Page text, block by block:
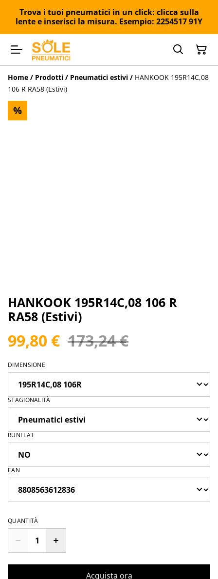
Trova i tuoi pneumatici in un click: clicca sulla
lente e inserisci la misura. Esempio: 2254517 91Y
Home / Prodotti / Pneumatici estivi / HANKOOK 195R14C,08
106 R RA58 (Estivi)
%
HANKOOK 195R14C,08 106 R
RA58 (Estivi)
99,80 € 173,24 €
DIMENSIONE
STAGIONALITÀ
RUNFLAT
EAN
QUANTITÀ
Acquista ora